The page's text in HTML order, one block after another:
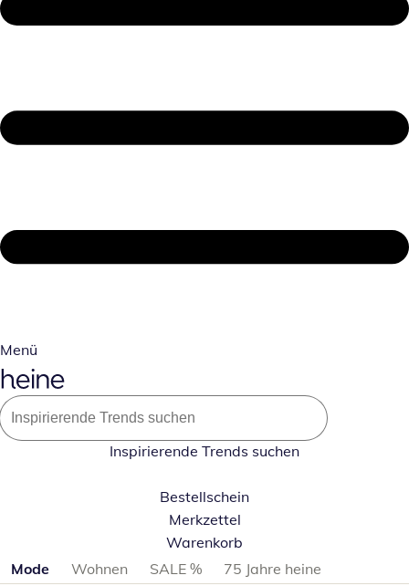
Menü
Inspirierende Trends suchen
Bestellschein
Merkzettel
Warenkorb
Produktkategorien überspringen
Mode Wohnen SALE %
75 Jahre heine